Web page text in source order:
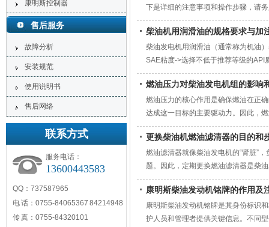
康明斯控制器
售后服务
故障分析
安装规范
使用说明书
售后网络
联系方式
服务电话：
13600443583
QQ：737587965
电 话：0755-84065367 84214948
传 真：0755-84320101
下是详细的注意事项和操作步骤，请
柴油机用润滑油的规格要求与加
柴油发电机用润滑油（通常称为机油
SAE粘度->选择不低于推荐等级的API
组稳定、可靠、长寿命运行的关键，
燃油压力对柴油发电机组的影响
燃油压力的核心作用是确保燃油在正
达成这一目标的主要驱动力。因此，
排放。
更换柴油机燃油滤清器的目的和
燃油滤清器就像柴油发电机的“肾脏”
题。因此，定期更换燃油滤清器是柴
成本。操作时务必严格遵守安全规程
康明斯柴油发动机铭牌的作用及
康明斯柴油发动机铭牌是其身份标识
护人员和管理者提供关键信息。不同